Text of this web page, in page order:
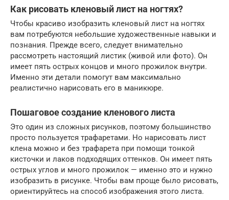
Как рисовать кленовый лист на ногтях?
Чтобы красиво изобразить кленовый лист на ногтях
вам потребуются небольшие художественные навыки и
познания. Прежде всего, следует внимательно
рассмотреть настоящий листик (живой или фото). Он
имеет пять острых концов и много прожилок внутри.
Именно эти детали помогут вам максимально
реалистично нарисовать его в маникюре.
Пошаговое создание кленового листа
Это один из сложных рисунков, поэтому большинство
просто пользуется трафаретами. Но нарисовать лист
клена можно и без трафарета при помощи тонкой
кисточки и лаков подходящих оттенков. Он имеет пять
острых углов и много прожилок — именно это и нужно
изобразить в рисунке. Чтобы вам проще было рисовать,
ориентируйтесь на способ изображения этого листа.